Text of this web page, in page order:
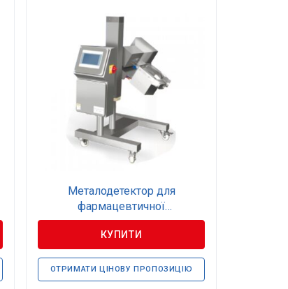
Металодетектор для
фармацевтичної
промисловості
КУПИТИ
ОТРИМАТИ ЦІНОВУ ПРОПОЗИЦІЮ